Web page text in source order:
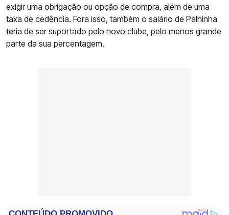
exigir uma obrigação ou opção de compra, além de uma
taxa de cedência. Fora isso, também o salário de Palhinha
teria de ser suportado pelo novo clube, pelo menos grande
parte da sua percentagem.